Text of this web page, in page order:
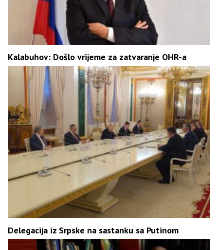
Kalabuhov: Došlo vrijeme za zatvaranje OHR-a
Delegacija iz Srpske na sastanku sa Putinom